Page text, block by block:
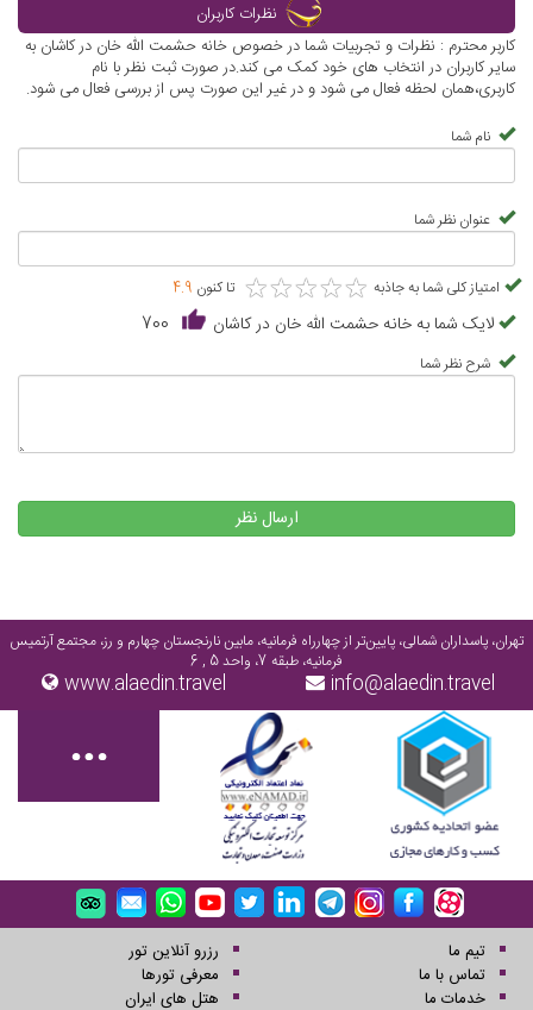
نظرات کاربران
کاربر محترم : نظرات و تجربیات شما در خصوص خانه حشمت الله خان در کاشان به
سایر کاربران در انتخاب های خود کمک می کند.در صورت ثبت نظر با نام
کاربری،همان لحظه فعال می شود و در غیر این صورت پس از بررسی فعال می شود.
نام شما
عنوان نظر شما
امتیاز کلی شما به جاذبه ★★★★★
★★★★★ تا کنون 4.9
لایک شما به خانه حشمت الله خان در کاشان 700
شرح نظر شما
ارسال نظر
تهران، پاسداران شمالی، پایین‌تر از چهارراه فرمانیه، مابین نارنجستان چهارم و رز، مجتمع آرتمیس
فرمانیه، طبقه 7، واحد 5 , 6
info@alaedin.travel
www.alaedin.travel
تیم ما
تماس با ما
خدمات ما
رزرو آنلاین تور
معرفی تورها
هتل های ایران